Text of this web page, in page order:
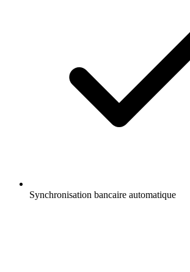
Synchronisation bancaire automatique